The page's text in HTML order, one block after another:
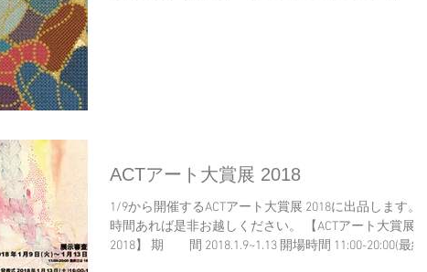
ACTアート大賞展 2018
1/9から開催するACTアート大賞展 2018に出品します。お
時間あれば是非お越しください。 【ACTアート大賞展
2018】 期 間 2018.1.9~1.13 開場時間 11:00-20:00(最終